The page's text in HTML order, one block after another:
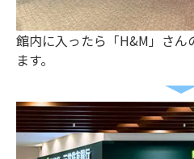
館内に入ったら「H&M」さん
ます。